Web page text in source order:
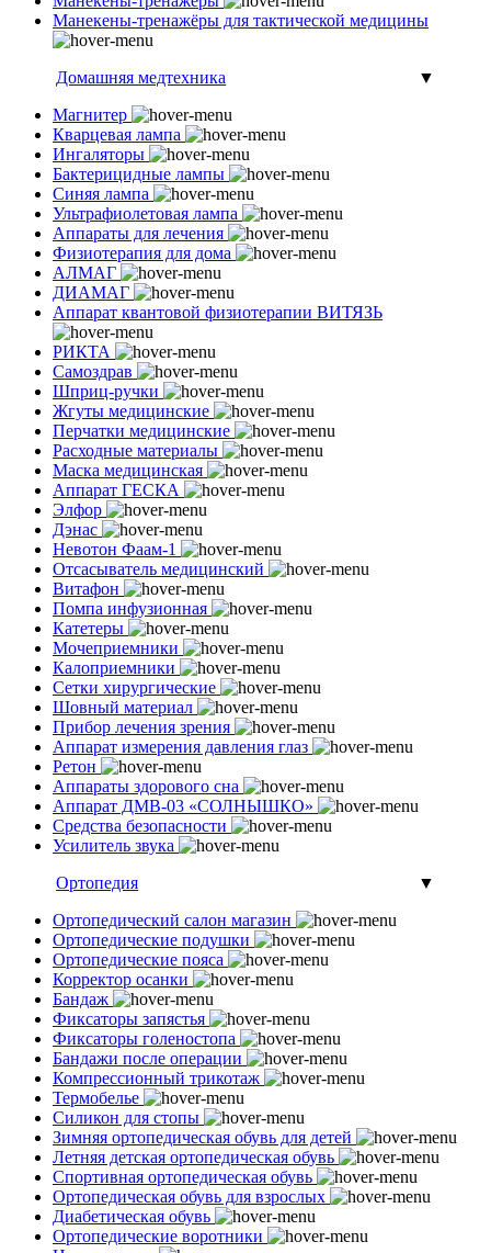
Манекены-тренажёры для тактической медицины
Домашняя медтехника
▼
Магнитер
Кварцевая лампа
Ингаляторы
Бактерицидные лампы
Синяя лампа
Ультрафиолетовая лампа
Аппараты для лечения
Физиотерапия для дома
АЛМАГ
ДИАМАГ
Аппарат квантовой физиотерапии ВИТЯЗЬ
РИКТА
Самоздрав
Шприц-ручки
Жгуты медицинские
Перчатки медицинские
Расходные материалы
Маска медицинская
Аппарат ГЕСКА
Элфор
Дэнас
Невотон Фаам-1
Отсасыватель медицинский
Витафон
Помпа инфузионная
Катетеры
Мочеприемники
Калоприемники
Сетки хирургические
Шовный материал
Прибор лечения зрения
Аппарат измерения давления глаз
Ретон
Аппараты здорового сна
Аппарат ДМВ-03 «СОЛНЫШКО»
Средства безопасности
Усилитель звука
Ортопедия
▼
Ортопедический салон магазин
Ортопедические подушки
Ортопедические пояса
Корректор осанки
Бандаж
Фиксаторы запястья
Фиксаторы голеностопа
Бандажи после операции
Компрессионный трикотаж
Термобелье
Силикон для стопы
Зимняя ортопедическая обувь для детей
Летняя детская ортопедическая обувь
Спортивная ортопедическая обувь
Ортопедическая обувь для взрослых
Диабетическая обувь
Ортопедические воротники